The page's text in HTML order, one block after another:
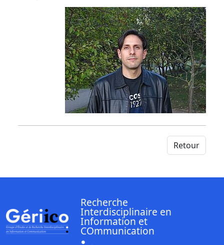
Retour
Recherche
Interdisciplinaire en
Information et
COmmunication